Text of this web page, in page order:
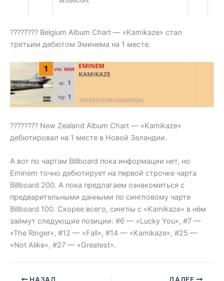
???????? Belgium Album Chart — «Kamikaze» стал
третьим дебютом Эминема на 1 месте.
???????? New Zealand Album Chart — «Kamikaze»
дебютировал на 1 месте в Новой Зеландии.
А вот по чартам Billboard пока информации нет, но
Eminem точно дебютирует на первой строчке чарта
Billboard 200. А пока предлагаем ознакомиться с
предварительными данными по сингловому чарте
Billboard 100. Скорее всего, синглы с «Kamikaze» в нём
займут следующие позиции: #6 — «Lucky You», #7 —
«The Ringer», #12 — «Fall», #14 — «Kamikaze», #25 —
«Not Alike», #27 — «Greatest».
НАЗАД ДАЛЕЕ